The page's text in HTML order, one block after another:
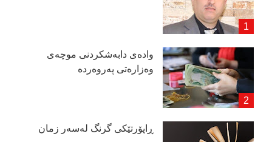
وادەی دابەشكردنی موچەی
وەزارەتی پەروەردە
ڕاپۆرتێكی گرنگ لەسەر زمان